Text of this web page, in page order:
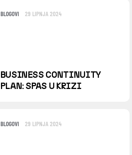
BLOGOVI 29 LIPNJA 2024
BUSINESS CONTINUITY
PLAN: SPAS U KRIZI
BLOGOVI 29 LIPNJA 2024